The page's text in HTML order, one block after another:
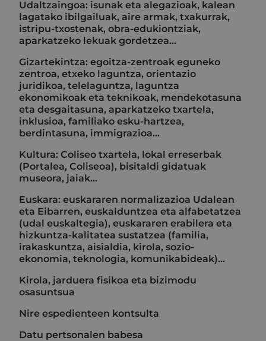
Udaltzaingoa: isunak eta alegazioak, kalean
lagatako ibilgailuak, aire armak, txakurrak,
istripu-txostenak, obra-edukiontziak,
aparkatzeko lekuak gordetzea...
Gizartekintza: egoitza-zentroak eguneko
zentroa, etxeko laguntza, orientazio
juridikoa, telelaguntza, laguntza
ekonomikoak eta teknikoak, mendekotasuna
eta desgaitasuna, aparkatzeko txartela,
inklusioa, familiako esku-hartzea,
berdintasuna, immigrazioa...
Kultura: Coliseo txartela, lokal erreserbak
(Portalea, Coliseoa), bisitaldi gidatuak
museora, jaiak...
Euskara: euskararen normalizazioa Udalean
eta Eibarren, euskalduntzea eta alfabetatzea
(udal euskaltegia), euskararen erabilera eta
hizkuntza-kalitatea sustatzea (familia,
irakaskuntza, aisialdia, kirola, sozio-
ekonomia, teknologia, komunikabideak)…
Kirola, jarduera fisikoa eta bizimodu
osasuntsua
Nire espedienteen kontsulta
Datu pertsonalen babesa